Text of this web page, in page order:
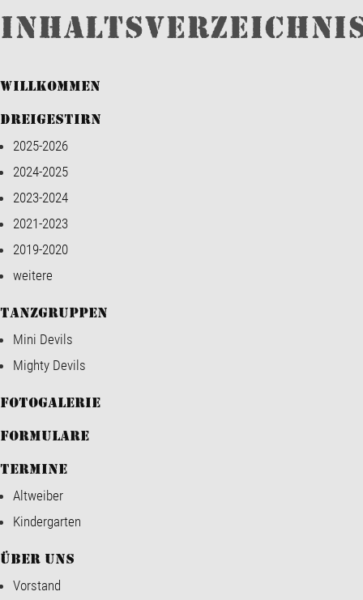
Willkommen
Dreigestirn
2025-2026
2024-2025
2023-2024
2021-2023
2019-2020
weitere
Tanzgruppen
Mini Devils
Mighty Devils
Fotogalerie
Formulare
Termine
Altweiber
Kindergarten
Über uns
Vorstand